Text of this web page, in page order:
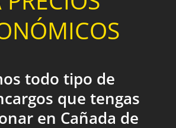
todo tipo de
que tengas
en Cañada de